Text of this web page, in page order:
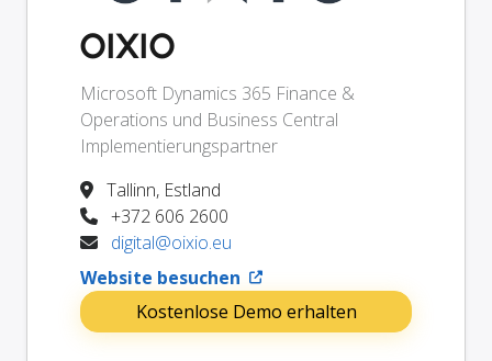
OIXIO
Microsoft Dynamics 365 Finance &
Operations und Business Central
Implementierungspartner
Tallinn, Estland
+372 606 2600
digital@oixio.eu
Website besuchen
Kostenlose Demo erhalten